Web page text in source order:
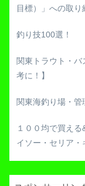
目標）」への取り
釣り技100選！
関東トラウト・
考に！】
関東海釣り場・管
１００均で買え
イソー・セリア・